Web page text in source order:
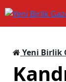
Yeni Birlik